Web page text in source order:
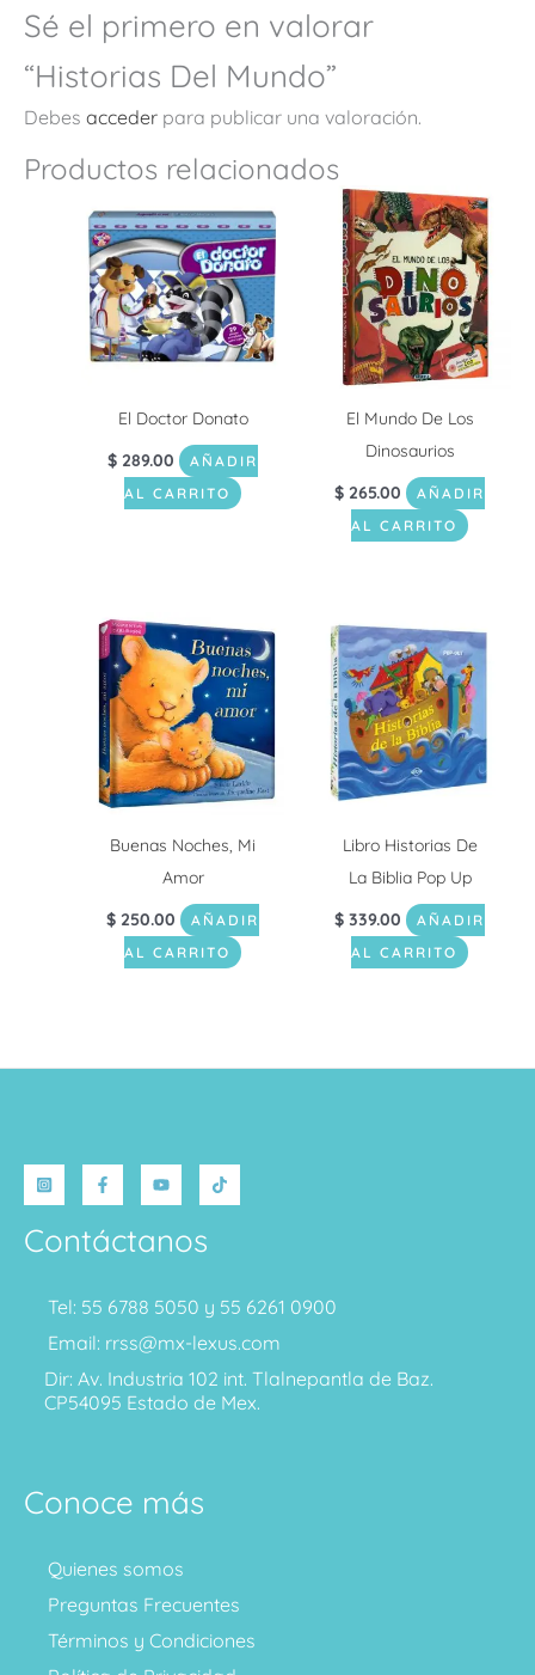
Sé el primero en valorar
“Historias Del Mundo”
Debes acceder para publicar una valoración.
Productos relacionados
El Doctor Donato
$ 289.00
AÑADIR
AL CARRITO
El Mundo De Los
Dinosaurios
$ 265.00
AÑADIR
AL CARRITO
Buenas Noches, Mi
Amor
$ 250.00
AÑADIR
AL CARRITO
Libro Historias De
La Biblia Pop Up
$ 339.00
AÑADIR
AL CARRITO
Contáctanos
Tel: 55 6788 5050 y 55 6261 0900
Email: rrss@mx-lexus.com
Dir: Av. Industria 102 int. Tlalnepantla de Baz.
CP54095 Estado de Mex.
Conoce más
Quienes somos
Preguntas Frecuentes
Términos y Condiciones